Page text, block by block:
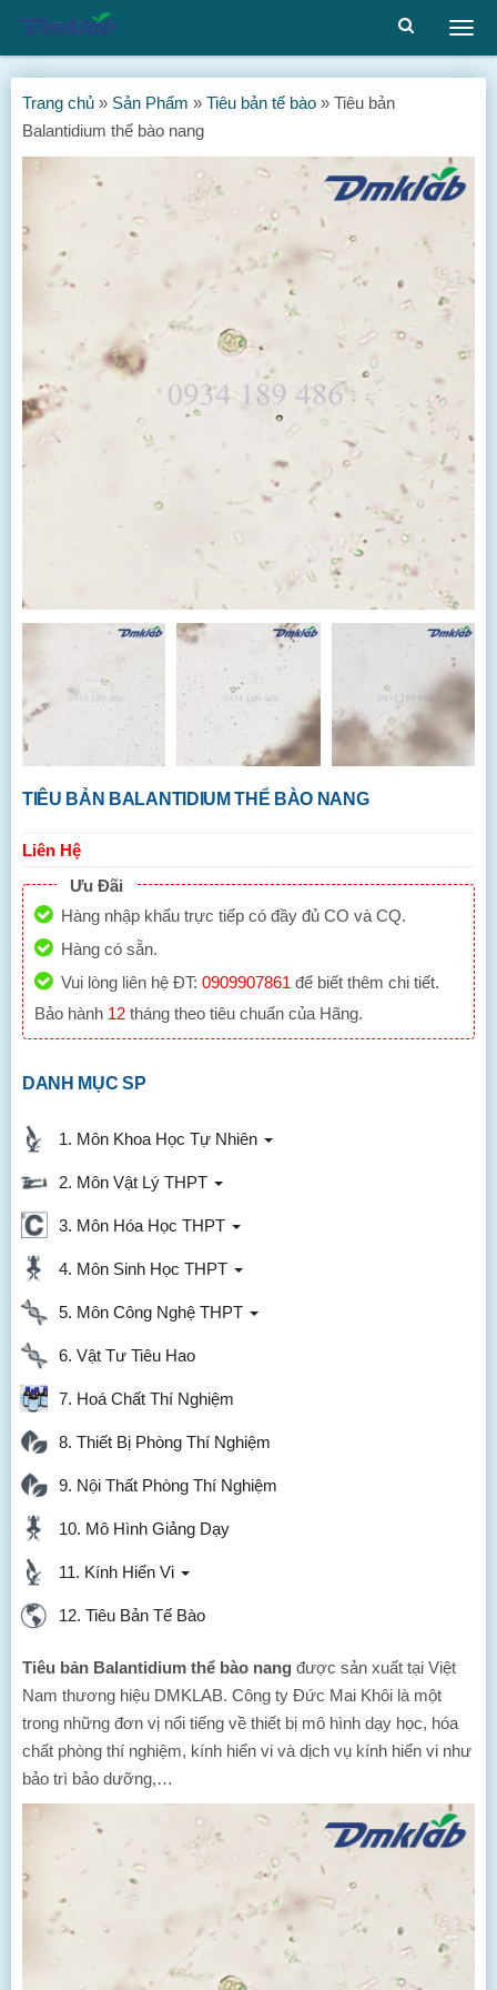
Trang chủ » Sản Phẩm » Tiêu bản tế bào » Tiêu bản
Balantidium thể bào nang
TIÊU BẢN BALANTIDIUM THỂ BÀO NANG
Liên Hệ
Ưu Đãi
Hàng nhập khẩu trực tiếp có đầy đủ CO và CQ.
Hàng có sẵn.
Vui lòng liên hệ ĐT: 0909907861 để biết thêm chi tiết.
Bảo hành 12 tháng theo tiêu chuẩn của Hãng.
DANH MỤC SP
1. Môn Khoa Học Tự Nhiên
2. Môn Vật Lý THPT
3. Môn Hóa Học THPT
4. Môn Sinh Học THPT
5. Môn Công Nghệ THPT
6. Vật Tư Tiêu Hao
7. Hoá Chất Thí Nghiệm
8. Thiết Bị Phòng Thí Nghiệm
9. Nội Thất Phòng Thí Nghiệm
10. Mô Hình Giảng Dạy
11. Kính Hiển Vi
12. Tiêu Bản Tế Bào
Tiêu bản Balantidium thể bào nang được sản xuất tại Việt
Nam thương hiệu DMKLAB. Công ty Đức Mai Khôi là một
trong những đơn vị nổi tiếng về thiết bị mô hình dạy học, hóa
chất phòng thí nghiệm, kính hiển vi và dịch vụ kính hiển vi như
bảo trì bảo dưỡng,…